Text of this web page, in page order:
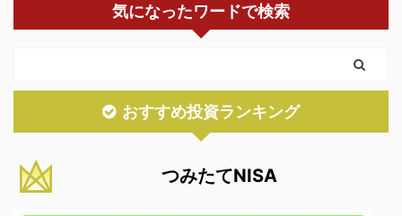
説しますショウシ 私も
毎年楽天ポイントを貯め
告が必要なの？ ふるさ
特例制度を使えば確定申
告は不要です。 ワンスト
るんだろう？ そんな人に
向けて解説しますショウ
レを少額から運用してい
レ運用状況 みんなのシ
を始めとするFX取引は、
気になったワードで検索
おすすめ投資ランキング
つみたてNISA